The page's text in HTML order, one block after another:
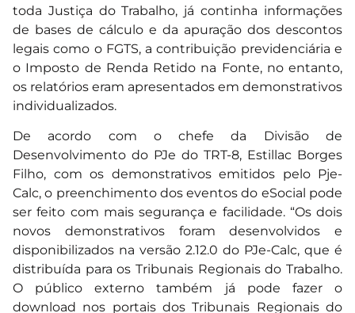
toda Justiça do Trabalho, já continha informações
de bases de cálculo e da apuração dos descontos
legais como o FGTS, a contribuição previdenciária e
o Imposto de Renda Retido na Fonte, no entanto,
os relatórios eram apresentados em demonstrativos
individualizados.
De acordo com o chefe da Divisão de
Desenvolvimento do PJe do TRT-8, Estillac Borges
Filho, com os demonstrativos emitidos pelo Pje-
Calc, o preenchimento dos eventos do eSocial pode
ser feito com mais segurança e facilidade. “Os dois
novos demonstrativos foram desenvolvidos e
disponibilizados na versão 2.12.0 do PJe-Calc, que é
distribuída para os Tribunais Regionais do Trabalho.
O público externo também já pode fazer o
download nos portais dos Tribunais Regionais do